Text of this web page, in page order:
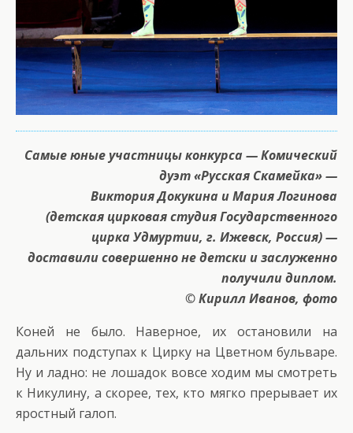
Самые юные участницы конкурса — Комический
дуэт «Русская Скамейка» —
Виктория Докукина и Мария Логинова
(детская цирковая студия Государственного
цирка Удмуртии, г. Ижевск, Россия) —
доставили совершенно не детски и заслуженно
получили диплом.
© Кирилл Иванов, фото
Коней не было. Наверное, их остановили на
дальних подступах к Цирку на Цветном бульваре.
Ну и ладно: не лошадок вовсе ходим мы смотреть
к Никулину, а скорее, тех, кто мягко прерывает их
яростный галоп.